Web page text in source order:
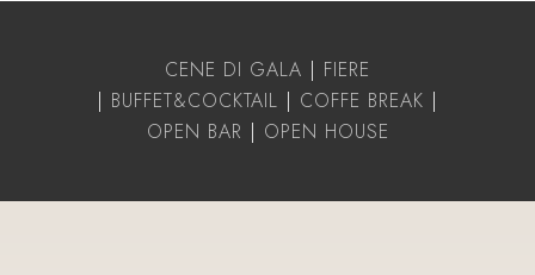
CENE DI GALA | FIERE
| BUFFET&COCKTAIL | COFFE BREAK |
OPEN BAR | OPEN HOUSE